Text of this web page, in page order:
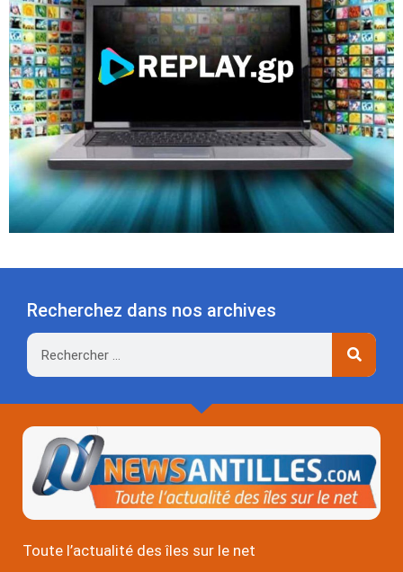
Recherchez dans nos archives
Rechercher
Toute l’actualité des îles sur le net